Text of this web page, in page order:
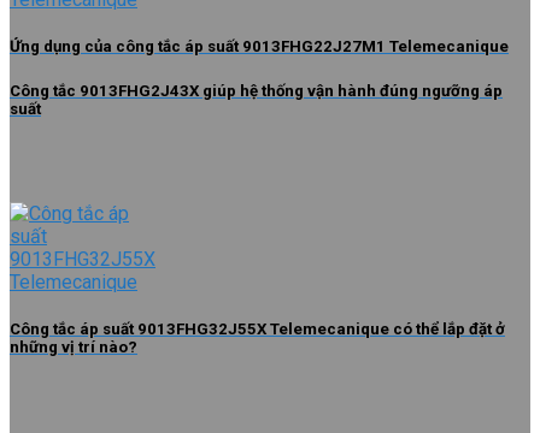
Ứng dụng của công tắc áp suất 9013FHG22J27M1 Telemecanique
Công tắc 9013FHG2J43X giúp hệ thống vận hành đúng ngưỡng áp
suất
Công tắc áp suất 9013FHG32J55X Telemecanique có thể lắp đặt ở
những vị trí nào?